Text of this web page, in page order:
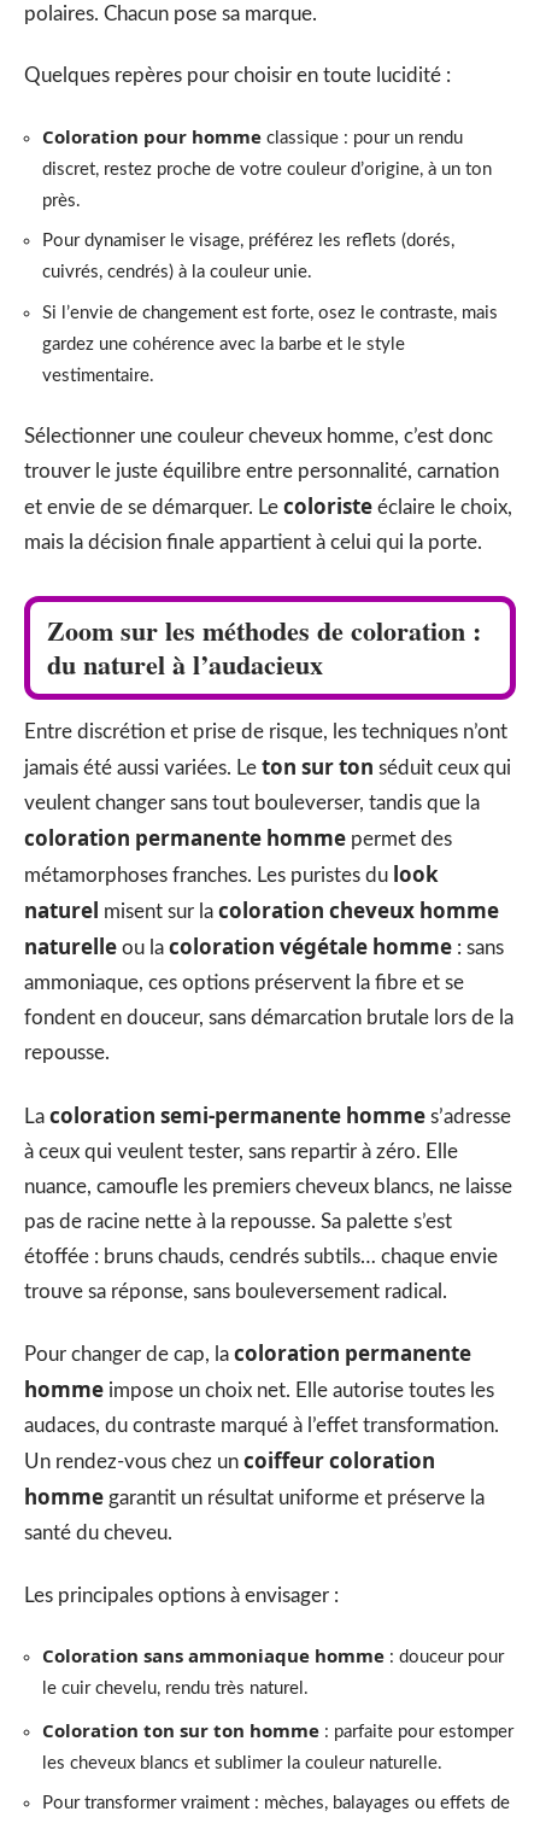
polaires. Chacun pose sa marque.
Quelques repères pour choisir en toute lucidité :
Coloration pour homme classique : pour un rendu
discret, restez proche de votre couleur d’origine, à un ton
près.
Pour dynamiser le visage, préférez les reflets (dorés,
cuivrés, cendrés) à la couleur unie.
Si l’envie de changement est forte, osez le contraste, mais
gardez une cohérence avec la barbe et le style
vestimentaire.
Sélectionner une couleur cheveux homme, c’est donc
trouver le juste équilibre entre personnalité, carnation
et envie de se démarquer. Le coloriste éclaire le choix,
mais la décision finale appartient à celui qui la porte.
Zoom sur les méthodes de coloration :
du naturel à l’audacieux
Entre discrétion et prise de risque, les techniques n’ont
jamais été aussi variées. Le ton sur ton séduit ceux qui
veulent changer sans tout bouleverser, tandis que la
coloration permanente homme permet des
métamorphoses franches. Les puristes du look
naturel misent sur la coloration cheveux homme
naturelle ou la coloration végétale homme : sans
ammoniaque, ces options préservent la fibre et se
fondent en douceur, sans démarcation brutale lors de la
repousse.
La coloration semi-permanente homme s’adresse
à ceux qui veulent tester, sans repartir à zéro. Elle
nuance, camoufle les premiers cheveux blancs, ne laisse
pas de racine nette à la repousse. Sa palette s’est
étoffée : bruns chauds, cendrés subtils… chaque envie
trouve sa réponse, sans bouleversement radical.
Pour changer de cap, la coloration permanente
homme impose un choix net. Elle autorise toutes les
audaces, du contraste marqué à l’effet transformation.
Un rendez-vous chez un coiffeur coloration
homme garantit un résultat uniforme et préserve la
santé du cheveu.
Les principales options à envisager :
Coloration sans ammoniaque homme : douceur pour
le cuir chevelu, rendu très naturel.
Coloration ton sur ton homme : parfaite pour estomper
les cheveux blancs et sublimer la couleur naturelle.
Pour transformer vraiment : mèches, balayages ou effets de